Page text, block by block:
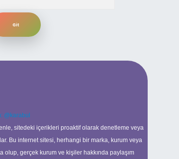
@karabul
sitedeki içerikleri proaktif olarak denetleme veya
Bu internet sitesi, herhangi bir marka, kurum veya
olup, gerçek kurum ve kişiler hakkında paylaşım